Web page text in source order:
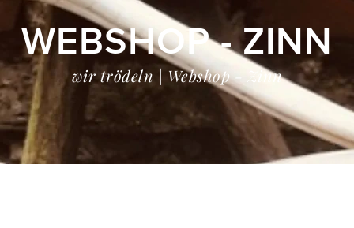
WEBSHOP - ZINN
wir trödeln | Webshop - Zinn